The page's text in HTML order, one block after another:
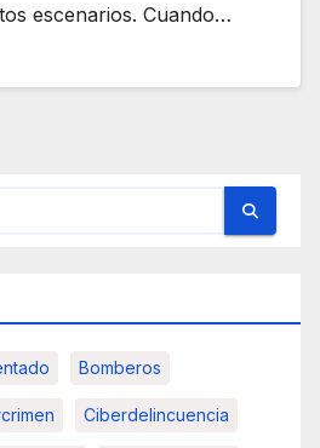
escenarios. Cuando…
Bomberos
Ciberdelincuencia